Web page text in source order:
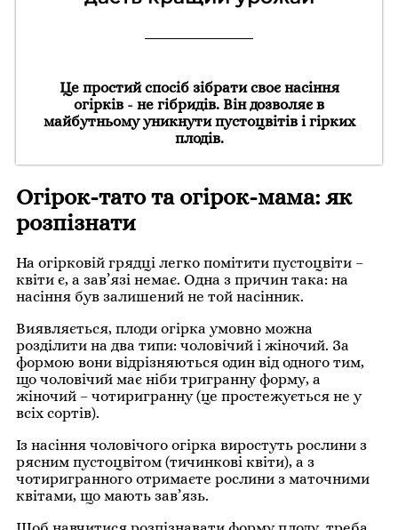
Це простий спосіб зібрати своє насіння
огірків - не гібридів. Він дозволяє в
майбутньому уникнути пустоцвітів і гірких
плодів.
Огірок-тато та огірок-мама: як
розпізнати
На огірковій грядці легко помітити пустоцвіти –
квіти є, а зав’язі немає. Одна з причин така: на
насіння був залишений не той насінник.
Виявляється, плоди огірка умовно можна
розділити на два типи: чоловічий і жіночий. За
формою вони відрізняються один від одного тим,
що чоловічий має ніби тригранну форму, а
жіночий – чотиригранну (це простежується не у
всіх сортів).
Із насіння чоловічого огірка виростуть рослини з
рясним пустоцвітом (тичинкові квіти), а з
чотиригранного отримаєте рослини з маточними
квітами, що мають зав’язь.